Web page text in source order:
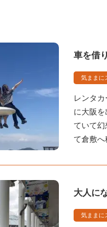
車を借
気ままに
レンタ
に大阪
ていて
て倉敷
大人に
気ままに